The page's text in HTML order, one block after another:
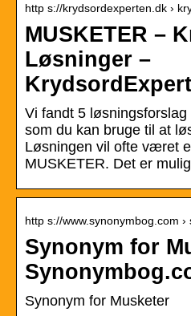
http s://krydsordexperten.dk ›
MUSKETER –
Løsninger –
Vi fandt 5
som du kan bruge til at
Løsningen vil ofte været
MUSKETER. Det er
http s://www.synonymbog.com
Synonym for
Synonym for Musketer